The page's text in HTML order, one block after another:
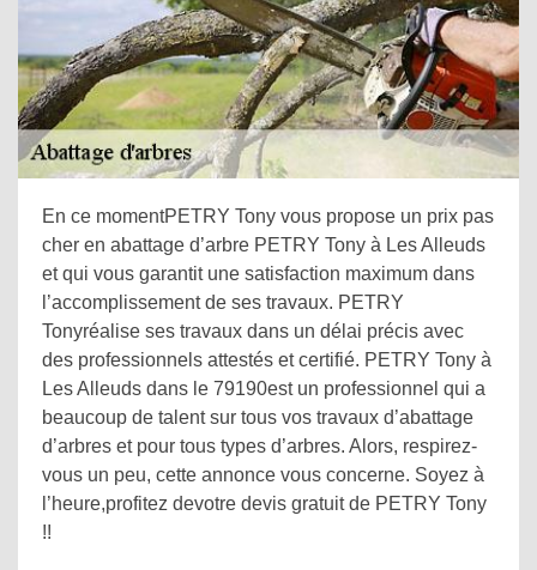
En ce momentPETRY Tony vous propose un prix pas
cher en abattage d’arbre PETRY Tony à Les Alleuds
et qui vous garantit une satisfaction maximum dans
l’accomplissement de ses travaux. PETRY
Tonyréalise ses travaux dans un délai précis avec
des professionnels attestés et certifié. PETRY Tony à
Les Alleuds dans le 79190est un professionnel qui a
beaucoup de talent sur tous vos travaux d’abattage
d’arbres et pour tous types d’arbres. Alors, respirez-
vous un peu, cette annonce vous concerne. Soyez à
l’heure,profitez devotre devis gratuit de PETRY Tony
!!